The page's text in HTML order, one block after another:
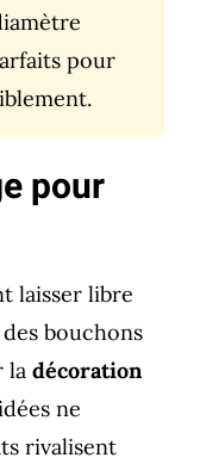
pour
pour
laisser libre
bouchons
la décoration
ne
rivalisent